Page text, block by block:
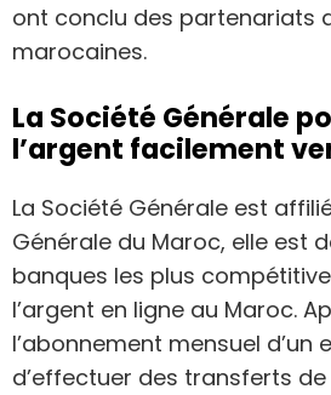
ont conclu des partenariats
marocaines.
La Société Générale
l’argent facilement
La Société Générale est
Générale du Maroc, elle est
banques les plus
l’argent en ligne au Maroc.
l’abonnement mensuel d’un
d’effectuer des transferts